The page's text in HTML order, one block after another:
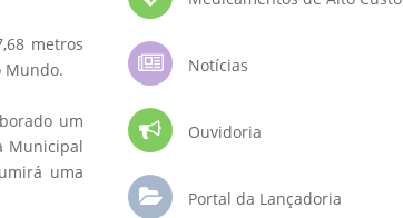
metros
Mundo.
um
Municipal
uma
Notícias
Ouvidoria
Portal da Lançadoria